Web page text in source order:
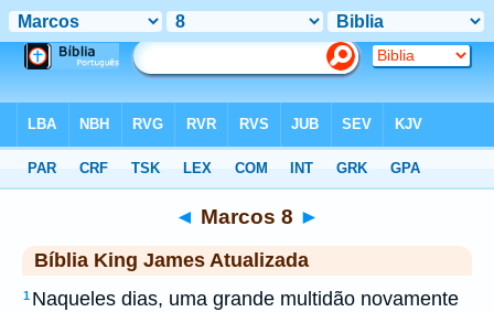
◄ Marcos 8 ►
Bíblia King James Atualizada
1 Naqueles dias, uma grande multidão novamente